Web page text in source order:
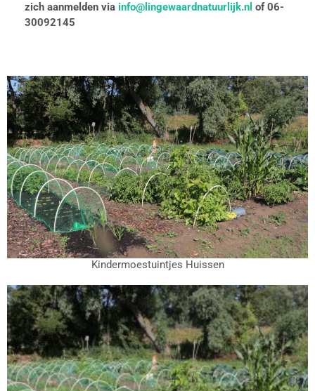
zich aanmelden via info@lingewaardnatuurlijk.nl of 06-
30092145
Kindermoestuintjes Huissen